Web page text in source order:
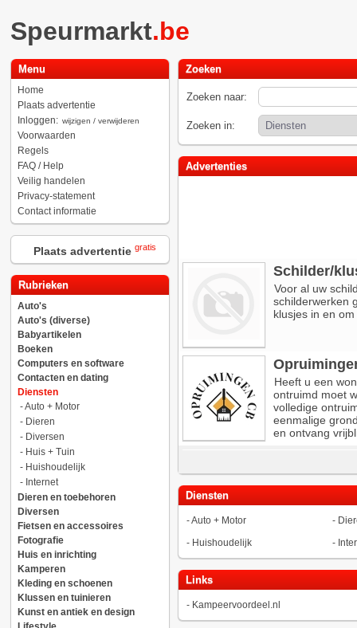
Speurmarkt.be
Menu
Home
Plaats advertentie
Inloggen: wijzigen / verwijderen
Voorwaarden
Regels
FAQ / Help
Veilig handelen
Privacy-statement
Contact informatie
Plaats advertentie gratis
Rubrieken
Auto's
Auto's (diverse)
Babyartikelen
Boeken
Computers en software
Contacten en dating
Diensten
-Auto + Motor
- Dieren
- Diversen
- Huis + Tuin
- Huishoudelijk
- Internet
Dieren en toebehoren
Diversen
Fietsen en accessoires
Fotografie
Huis en inrichting
Kamperen
Kleding en schoenen
Klussen en tuinieren
Kunst en antiek en design
Zoeken
Zoeken naar:
Zoeken in:
Advertenties
Schilder/
Voor al uw
schilderwerken
klusjes in en
Heeft u een
ontruimd moet
volledige
eenmalige
en ontvang
Diensten
-Auto + Motor -
- Huishoudelijk -
Links
- Kampeervoordeel.nl